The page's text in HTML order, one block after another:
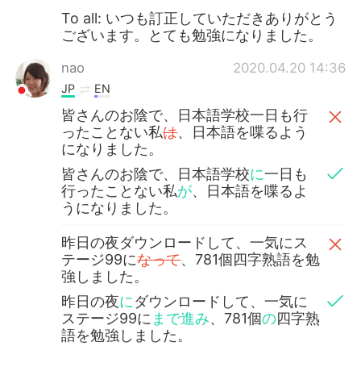
To all: いつも訂正していただきありがとう
ございます。とても勉強になりました。
nao 2020.04.20 14:36
JP EN
皆さんのお陰で、日本語学校一日も行
ったことない私は、日本語を喋るよう
になりました。
皆さんのお陰で、日本語学校に一日も
行ったことない私が、日本語を喋るよ
うになりました。
昨日の夜ダウンロードして、一気にス
テージ99になって、781個四字熟語を勉
強しました。
昨日の夜にダウンロードして、一気に
ステージ99にまで進み、781個の四字熟
語を勉強しました。